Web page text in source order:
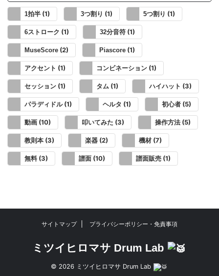
1拍半 (1) 3つ割り (1) 5つ割り (1)
6ストローク (1) 32分音符 (1)
MuseScore (2) Piascore (1)
アクセント (1) コンビネーション (1)
セッション (1) タム (1) ハイハット (3)
パラディドル(1) ヘルタ (1) 初心者 (5)
動画 (10) 叩いてみた (3) 操作方法 (5)
教則本 (3) 楽器 (2) 機材 (7)
無料(3) 譜面 (10) 譜面販売 (1)
サイトマップ プライバシーポリシー・免責事項
ミツイヒロマサ Drum Lab
© 2026 ミツイヒロマサ Drum Lab